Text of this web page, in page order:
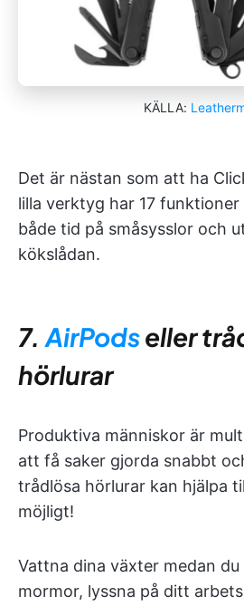
KÄLLA:
Det är nästan som att ha
lilla verktyg har 17
både tid på småsysslor och
kökslådan.
7. AirPodseller
hörlurar
Produktiva människor är
att få saker gjorda snabbt
trådlösa hörlurar kan hjälpa
möjligt!
Vattna dina växter medan
mormor, lyssna på ditt